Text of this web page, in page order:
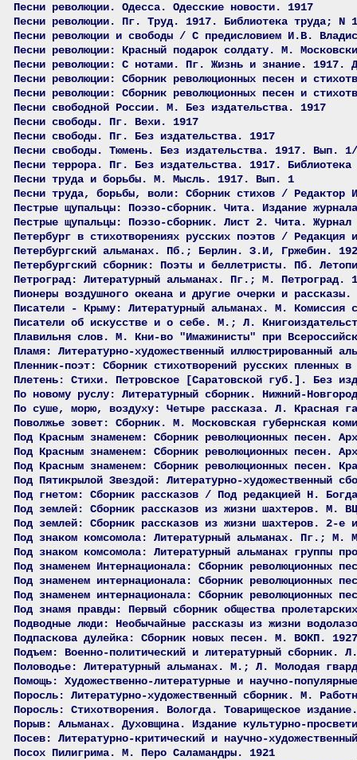
Песни революции. Одесса. Одесские новости. 1917
Песни революции. Пг. Труд. 1917. Библиотека труда; N 1
Песни революции и свободы / С предисловием И.В.
Песни революции: Красный подарок солдату. М.
Песни революции: С нотами. Пг. Жизнь и знание. 1917.
Песни революции: Сборник революционных песен и
Песни революции: Сборник революционных песен и
Песни свободной России. М. Без издательства. 1917
Песни свободы. Пг. Вехи. 1917
Песни свободы. Пг. Без издательства. 1917
Песни свободы. Тюмень. Без издательства. 1917. Вып.
Песни террора. Пг. Без издательства. 1917. Библиотека
Песни труда и борьбы. М. Мысль. 1917. Вып. 1
Песни труда, борьбы, воли: Сборник стихов /
Пестрые щупальцы: Поэзо-сборник. Чита. Издание
Пестрые щупальцы: Поэзо-сборник. Лист 2. Чита.
Петербург в стихотворениях русских поэтов /
Петербургский альманах. Пб.; Берлин. З.И, Гржебин.
Петербургский сборник: Поэты и беллетристы. Пб.
Петроград: Литературный альманах. Пг.; М. Петроград.
Пионеры воздушного океана и другие очерки и
Писатели - Крыму: Литературный альманах. М. Комиссия
Писатели об искусстве и о себе. М.; Л.
Плавильня слов. М. Кни-во "Имажинисты" при
Пламя: Литературно-художественный иллюстрированный
Пленник-поэт: Сборник стихотворений русских
Плетень: Стихи. Петровское [Саратовской губ.]. Без
По новому руслу: Литературный сборник. Нижний-
По суше, морю, воздуху: Четыре рассказа. Л. Красная
Поволжье зовет: Сборник. М. Московская губернская
Под Красным знаменем: Сборник революционных песен.
Под Красным знаменем: Сборник революционных песен.
Под Красным знаменем: Сборник революционных песен.
Под Пятикрылой Звездой: Литературно-художественный
Под гнетом: Сборник рассказов / Под редакцией Н.
Под землей: Сборник рассказов из жизни шахтеров. М.
Под землей: Сборник рассказов из жизни шахтеров. 2-е
Под знаком комсомола: Литературный альманах. Пг.; М.
Под знаком комсомола: Литературный альманах группы
Под знаменем Интернационала: Сборник революционных
Под знаменем интернационала: Сборник революционных
Под знаменем интернационала: Сборник революционных
Под знамя правды: Первый сборник общества
Подводные люди: Необычайные рассказы из жизни
Подпаскова дулейка: Сборник новых песен. М. ВОКП.
Подъем: Военно-политический и литературный сборник.
Половодье: Литературный альманах. М.; Л. Молодая
Помощь: Художественно-литературные и научно-
Поросль: Литературно-художественный сборник. М.
Поросль: Стихотворения. Вологда. Товарищеское
Порыв: Альманах. Духовщина. Издание культурно-
Посев: Литературно-критический и научно-
Посох Пилигрима. М. Перо Саламандры. 1921